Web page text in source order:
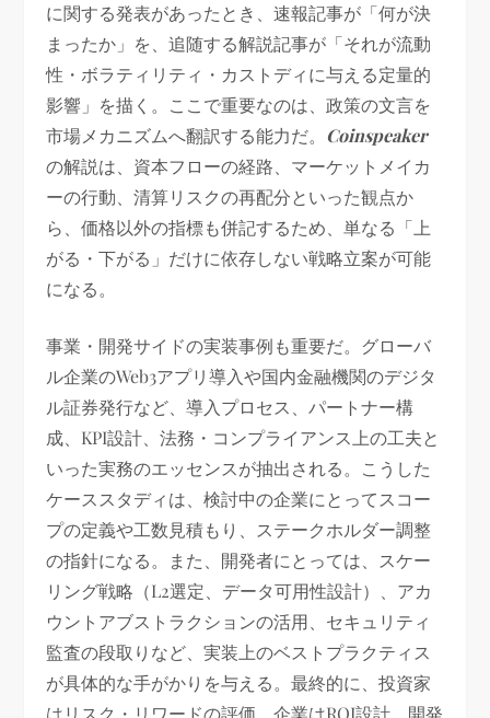
に関する発表があったとき、速報記事が「何が決
まったか」を、追随する解説記事が「それが流動
性・ボラティリティ・カストディに与える定量的
影響」を描く。ここで重要なのは、政策の文言を
市場メカニズムへ翻訳する能力だ。 Coinspeaker
の解説は、資本フローの経路、マーケットメイカ
ーの行動、清算リスクの再配分といった観点か
ら、価格以外の指標も併記するため、単なる「上
がる・下がる」だけに依存しない戦略立案が可能
になる。
事業・開発サイドの実装事例も重要だ。グローバ
ル企業のWeb3アプリ導入や国内金融機関のデジタ
ル証券発行など、導入プロセス、パートナー構
成、KPI設計、法務・コンプライアンス上の工夫と
いった実務のエッセンスが抽出される。こうした
ケーススタディは、検討中の企業にとってスコー
プの定義や工数見積もり、ステークホルダー調整
の指針になる。また、開発者にとっては、スケー
リング戦略（L2選定、データ可用性設計）、アカ
ウントアブストラクションの活用、セキュリティ
監査の段取りなど、実装上のベストプラクティス
が具体的な手がかりを与える。最終的に、投資家
はリスク・リワードの評価、企業はROI設計、開発